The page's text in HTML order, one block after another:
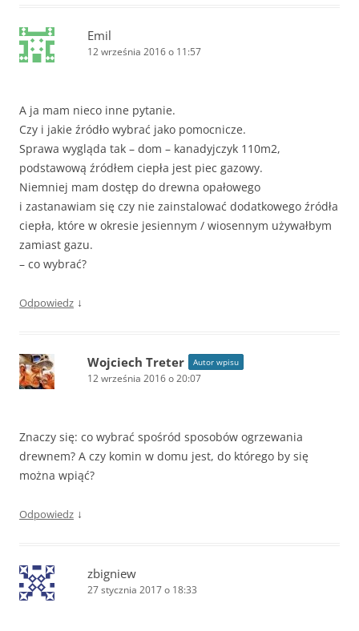
Emil
12 września 2016 o 11:57
A ja mam nieco inne pytanie.
Czy i jakie źródło wybrać jako pomocnicze.
Sprawa wygląda tak – dom – kanadyjczyk 110m2,
podstawową źródłem ciepła jest piec gazowy.
Niemniej mam dostęp do drewna opałowego
i zastanawiam się czy nie zainstalować dodatkowego źródła
ciepła, które w okresie jesiennym / wiosennym używałbym
zamiast gazu.
– co wybrać?
Odpowiedz ↓
Wojciech Treter Autor wpisu
12 września 2016 o 20:07
Znaczy się: co wybrać spośród sposobów ogrzewania
drewnem? A czy komin w domu jest, do którego by się
można wpiąć?
Odpowiedz ↓
zbigniew
27 stycznia 2017 o 18:33